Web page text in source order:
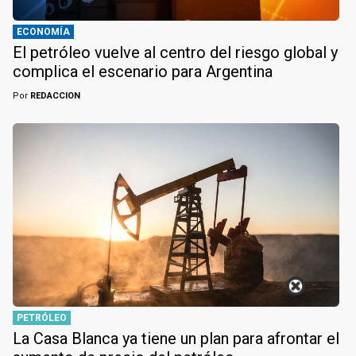
ECONOMÍA
El petróleo vuelve al centro del riesgo global y
complica el escenario para Argentina
Por REDACCION
PETRÓLEO
La Casa Blanca ya tiene un plan para afrontar el